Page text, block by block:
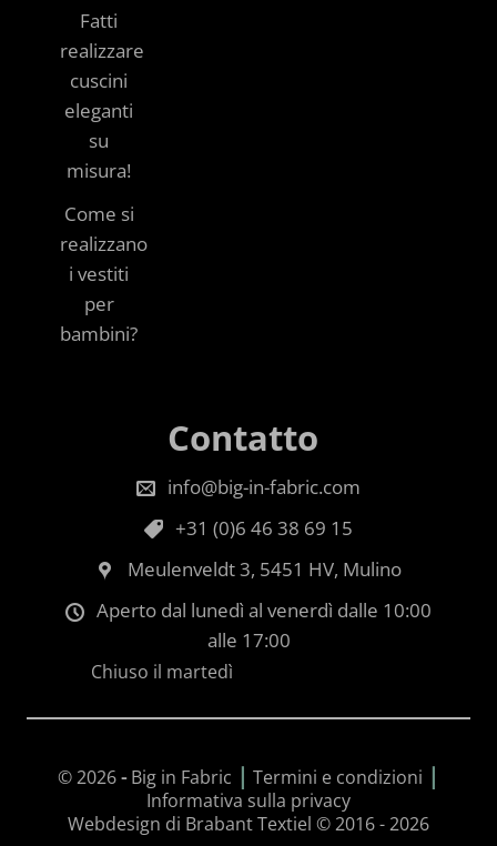
Fatti
realizzare
cuscini
eleganti
su
misura!
Come si
realizzano
i vestiti
per
bambini?
Contatto
info@big-in-fabric.com
+31 (0)6 46 38 69 15
Meulenveldt 3, 5451 HV, Mulino
Aperto dal lunedì al venerdì dalle 10:00
alle 17:00
Chiuso il martedì
© 2026-Big in Fabric | Termini e condizioni |
Informativa sulla privacy
Webdesign di Brabant Textiel © 2016 - 2026